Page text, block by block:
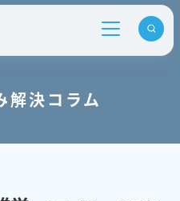
解決コラム